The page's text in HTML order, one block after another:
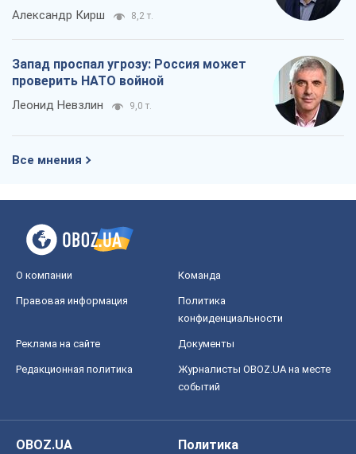
Александр Кирш 8,2 т.
Запад проспал угрозу: Россия может
проверить НАТО войной
Леонид Невзлин 9,0 т.
Все мнения
О компании Команда
Правовая информация
Политика
конфиденциальности
Реклама на сайте Документы
Редакционная политика
Журналисты OBOZ.UA на месте
событий
OBOZ.UA
Политика